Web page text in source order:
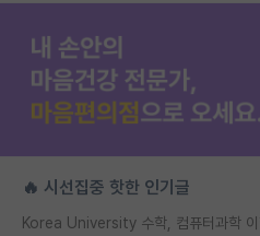
🔥 시선집중 핫한 인기글